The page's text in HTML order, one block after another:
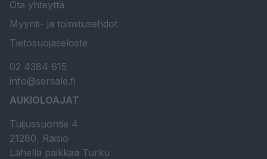
Ota yhteyttä
Myynti- ja toimitusehdot
Tietosuojaseloste
02 4384 615
info@sersale.fi
AUKIOLOAJAT
Tuijussuontie 4
21280, Raisio
Lähellä paikkaa Turku